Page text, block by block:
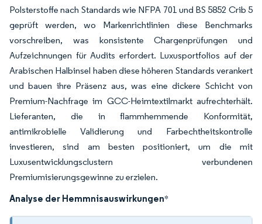
Polsterstoffe nach Standards wie NFPA 701 und BS 5852 Crib 5
geprüft werden, wo Markenrichtlinien diese Benchmarks
vorschreiben, was konsistente Chargenprüfungen und
Aufzeichnungen für Audits erfordert. Luxusportfolios auf der
Arabischen Halbinsel haben diese höheren Standards verankert
und bauen ihre Präsenz aus, was eine dickere Schicht von
Premium-Nachfrage im GCC-Heimtextilmarkt aufrechterhält.
Lieferanten, die in flammhemmende Konformität,
antimikrobielle Validierung und Farbechtheitskontrolle
investieren, sind am besten positioniert, um die mit
Luxusentwicklungsclustern verbundenen
Premiumisierungsgewinne zu erzielen.
Analyse der Hemmnisauswirkungen*